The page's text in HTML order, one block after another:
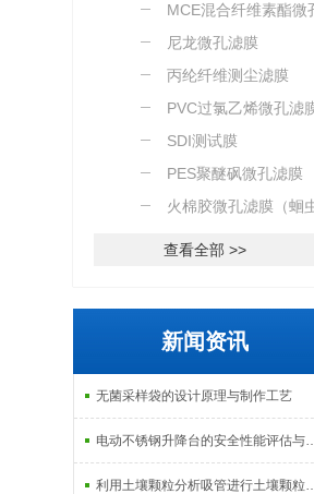
MCE混合纤维素酯微
膜
尼龙微孔滤膜
丙纶纤维测尘滤膜
PVC过氯乙烯微孔滤
SDI测试膜
PES聚醚砜微孔滤膜
火棉胶微孔滤膜（蛔
测定）
查看全部 >>
新闻资讯
无菌采样袋的设计原理与制作工艺
电动不锈钢升降台的
利用土壤颗粒分析吸管进